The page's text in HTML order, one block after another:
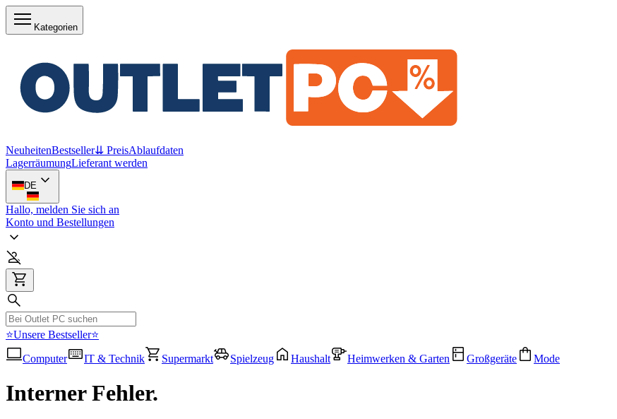
Kategorien
NeuheitenBestseller⇊ PreisAblaufdaten
LagerräumungLieferant werden
DE
Hallo, melden Sie sich an
Konto und Bestellungen
⭐Unsere Bestseller⭐
Computer
IT & Technik Supermarkt Spielzeug Haushalt Heimwerken & Garten Großgeräte Mode
Interner Fehler.